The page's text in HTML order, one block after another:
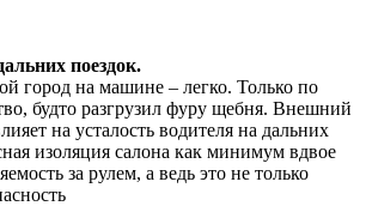
поездок.
город на машине – легко. Только по
будто разгрузил фуру щебня. Внешний
на усталость водителя на дальних
изоляция салона как минимум вдвое
за рулем, а ведь это не только